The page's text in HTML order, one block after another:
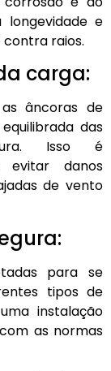
e
raios.
carga:
âncoras de
das
Isso é
evitar danos
de vento
para se
tipos de
instalação
as normas